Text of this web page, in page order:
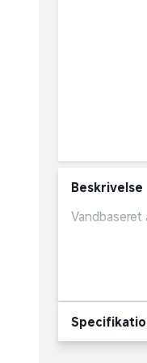
Beskrivelse
Vandbaseret
Velegnet til
Pensler og